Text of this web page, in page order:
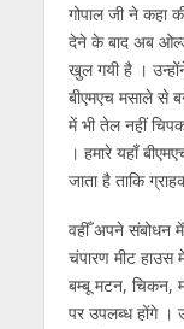
गोपाल जी ने कहा
देने के बाद अब ओल्ड
खुल गयी है ।
बीएमएच मसाले से
में भी तेल नहीं
। हमारे यहाँ
जाता है ताकि
वहीँ अपने संबोधन
चंपारण मीट हाउस
बम्बू मटन, चिकन,
पर उपलब्ध होंगे ।